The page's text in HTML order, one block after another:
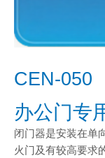
CEN-050
办公门专
闭门器是安装在单
火门及有较高要求